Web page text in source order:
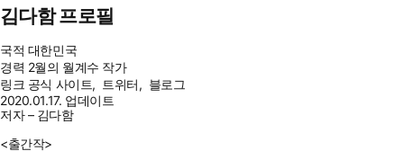
김다함 프로필
국적 대한민국
경력 2월의 월계수 작가
링크 공식 사이트, 트위터, 블로그
2020.01.17. 업데이트
저자 – 김다함
<출간작>